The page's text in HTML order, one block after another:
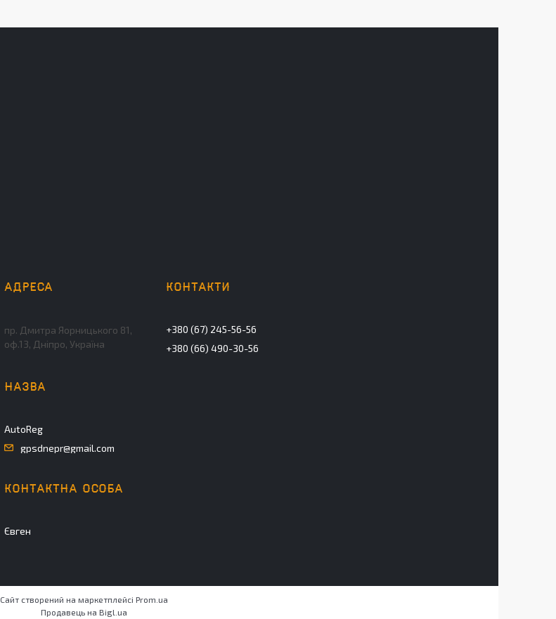
пр. Дмитра Яорницького 81,
оф.13, Дніпро, Україна
AutoReg
gpsdnepr@gmail.com
Євген
+380 (67) 245-56-56
+380 (66) 490-30-56
Сайт створений на маркетплейсі Prom.ua
Продавець на Bigl.ua